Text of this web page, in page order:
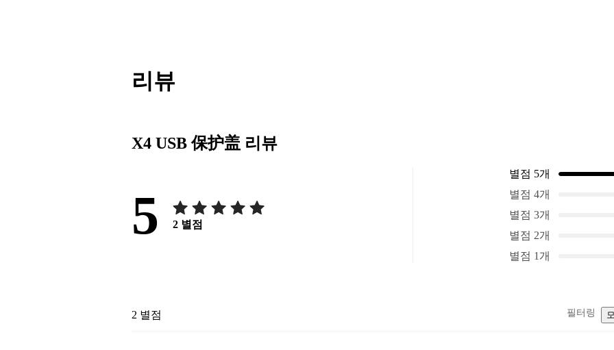
리뷰
X4 USB 保护盖 리뷰
5 2 별점
별점 5개
별점 4개
별점 3개
별점 2개
별점 1개
2 별점 필터링